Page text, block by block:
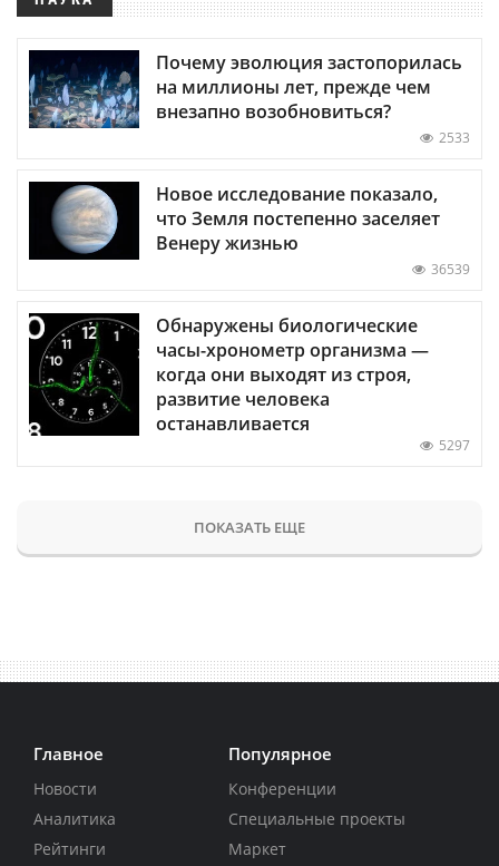
Почему эволюция застопорилась
на миллионы лет, прежде чем
внезапно возобновиться?
2533
Новое исследование показало,
что Земля постепенно заселяет
Венеру жизнью
36539
Обнаружены биологические
часы-хронометр организма —
когда они выходят из строя,
развитие человека
останавливается
5297
ПОКАЗАТЬ ЕЩЕ
Главное
Новости
Аналитика
Рейтинги
Популярное
Конференции
Специальные проекты
Маркет